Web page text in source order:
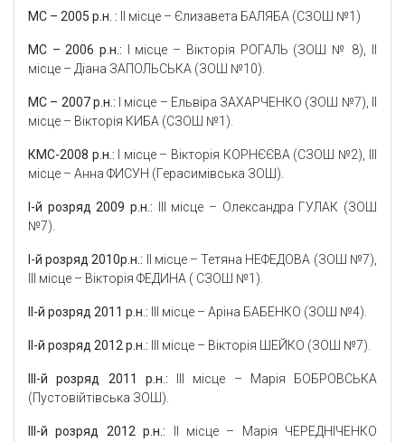
МС – 2005 р н : ІІ місце – Єлизавета БАЛЯБА (СЗОШ №1)
МС – 2006 р.н .: І місце – Вікторія РОГАЛЬ (ЗОШ № 8), ІІ
місце – Діана ЗАПОЛЬСЬКА (ЗОШ №10).
МС – 2007 р.н .: І місце – Ельвіра ЗАХАРЧЕНКО (ЗОШ №7), ІІ
місце – Вікторія КИБА (СЗОШ №1).
КМС-2008 р.н .: І місце – Вікторія КОРНЄЄВА (СЗОШ №2), ІІІ
місце – Анна ФИСУН (Герасимівська ЗОШ).
І-й розряд 2009 р.н .: ІІІ місце – Олександра ГУЛАК (ЗОШ
№7).
І-й розряд 2010р.н .: ІІ місце – Тетяна НЕФЕДОВА (ЗОШ №7),
ІІІ місце – Вікторія ФЕДИНА ( СЗОШ №1).
ІІ-й розряд 2011 р.н.: ІІІ місце – Аріна БАБЕНКО (ЗОШ №4).
ІІ-й розряд 2012 р.н .: ІІІ місце – Вікторія ШЕЙКО (ЗОШ №7).
ІІІ-й розряд 2011 р.н.: ІІІ місце – Марія БОБРОВСЬКА
(Пустовійтівська ЗОШ).
ІІІ-й розряд 2012 р.н.: ІІ місце – Марія ЧЕРЕДНІЧЕНКО